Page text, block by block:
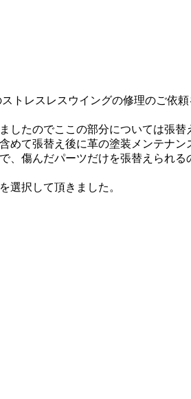
トレスレスウイングの修理のご依
たのでここの部分については張替
て張替え後に革の塗装メンテナン
傷んだパーツだけを張替えられ
選択して頂きました。